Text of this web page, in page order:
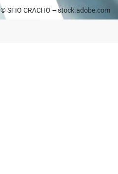
© SFIO CRACHO – stock.adobe.com